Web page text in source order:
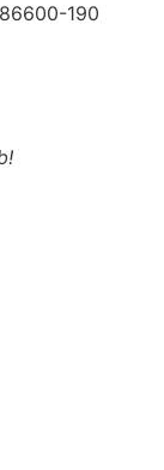
190